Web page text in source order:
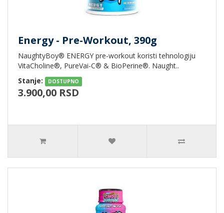
Energy - Pre-Workout, 390g
NaughtyBoy® ENERGY pre-workout koristi tehnologiju
VitaCholine®, PureVai-C® & BioPerine®. Naught..
Stanje:
DOSTUPNO
3.900,00 RSD